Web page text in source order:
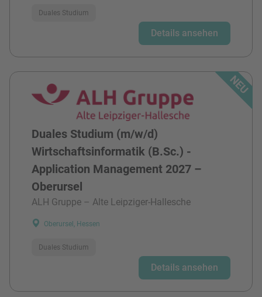
Duales Studium
Details ansehen
Duales Studium (m/w/d)
Wirtschaftsinformatik (B.Sc.) -
Application Management 2027 –
Oberursel
ALH Gruppe – Alte Leipziger-Hallesche
Oberursel, Hessen
Duales Studium
Details ansehen